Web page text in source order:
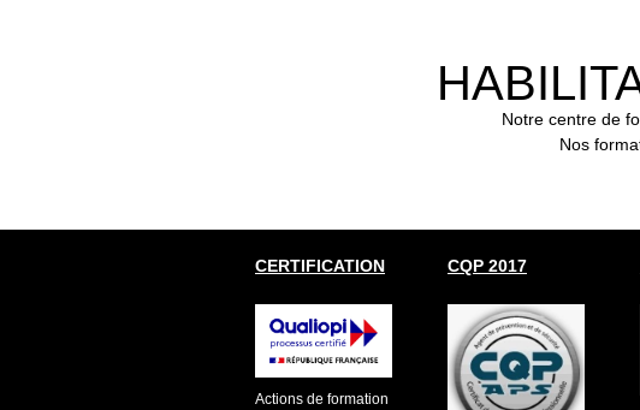
Notre centre de
Nos
CERTIFICATION
Actions de formation
CQP 2017